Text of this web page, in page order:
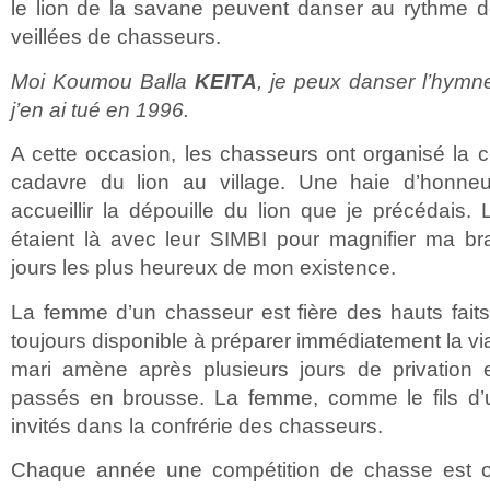
le lion de la savane peuvent danser au rythme
veillées de chasseurs.
Moi Koumou Balla KEITA, je peux danser
j’en ai tué en 1996.
A cette occasion, les chasseurs ont organisé la
cadavre du lion au village. Une haie
accueillir la dépouille du lion que je précédais.
étaient là avec leur SIMBI pour magnifier ma
jours les plus heureux de mon existence.
La femme d’un chasseur est fière des hauts
toujours disponible à préparer immédiatement la
mari amène après plusieurs jours de privation
passés en brousse. La femme, comme le fils
invités dans la confrérie des chasseurs.
Chaque année une compétition de chasse est